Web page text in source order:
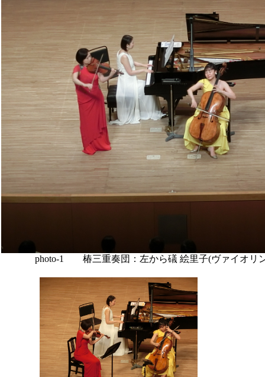
photo-1 椿三重奏団：左から礒 絵里子(ヴァイオリ